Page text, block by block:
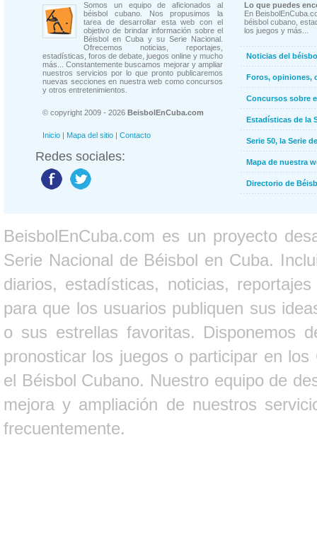
Somos un equipo de aficionados al
béisbol cubano. Nos propusimos la
tarea de desarrollar esta web con el
objetivo de brindar información sobre el
Béisbol en Cuba y su Serie Nacional.
Ofrecemos noticias, reportajes,
estadísticas, foros de debate, juegos online y mucho
más... Constantemente buscamos mejorar y ampliar
nuestros servicios por lo que pronto publicaremos
nuevas secciones en nuestra web como concursos
y otros entretenimientos.
© copyright 2009 - 2026 BeisbolEnCuba.com
Inicio | Mapa del sitio | Contacto
Redes sociales:
Lo que puedes
En
béisbol cubano,
los juegos y más...
Noticias del
Foros, opiniones,
Concursos sobre
Estadísticas de la
Serie 50, la Serie
Mapa de nuestra
Directorio de
BeisbolEnCuba.com es un proyecto
Serie Nacional de Béisbol en Cuba.
diarios, estadísticas, noticias,
para que los usuarios publiquen sus
o sus estrellas favoritas. Disponemos
pronosticar los juegos o participar en
el Béisbol Cubano. Nuestro equipo de
mejora y ampliación de nuestros
frecuentemente.